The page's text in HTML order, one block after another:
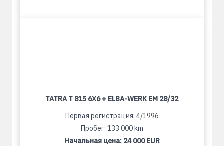
TATRA T 815 6X6 + ELBA-WERK EM 28/32
Первая регистрация: 4/1996
Пробег: 133 000 km
Начальная цена: 24 000 EUR